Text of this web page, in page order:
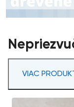
VIAC